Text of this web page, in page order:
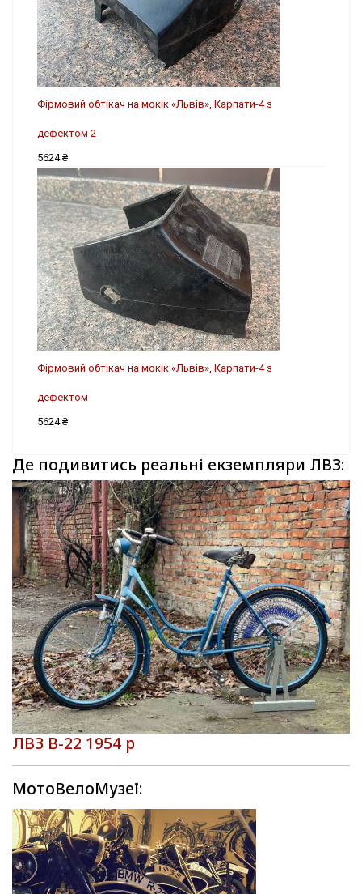
Фірмовий обтікач на мокік «Львів», Карпати-4 з
дефектом 2
5624 ₴
Фірмовий обтікач на мокік «Львів», Карпати-4 з
дефектом
5624 ₴
Де подивитись реальні екземпляри ЛВЗ:
ЛВЗ В-22 1954 р
МотоВелоМузеї: